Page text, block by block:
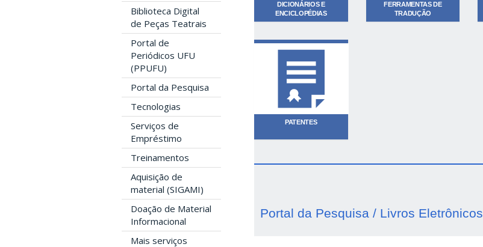
Biblioteca Digital
de Peças Teatrais
Portal de
Periódicos UFU
(PPUFU)
Portal da Pesquisa
Tecnologias
Serviços de
Empréstimo
Treinamentos
Aquisição de
material (SIGAMI)
Doação de Material
Informacional
Mais serviços
DICIONÁRIOS E
ENCICLOPÉDIAS
FERRAMENTAS DE
TRADUÇÃO
PATENTES
Portal da Pesquisa / Livros Eletrônicos